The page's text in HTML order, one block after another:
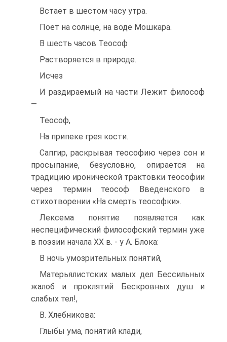
Встает в шестом часу утра.
Поет на солнце, на воде Мошкара.
В шесть часов Теософ
Растворяется в природе.
Исчез
И раздираемый на части Лежит философ
—
Теософ,
На припеке грея кости.
Сапгир, раскрывая теософию через сон и
просыпание, безусловно, опирается на
традицию иронической трактовки теософии
через термин теософ Введенского в
стихотворении «На смерть теософки».
Лексема понятие появляется как
неспецифический философский термин уже
в поэзии начала XX в. - у А. Блока:
В ночь умозрительных понятий,
Матерьялистских малых дел Бессильных
жалоб и проклятий Бескровных душ и
слабых тел!,
В. Хлебникова:
Глыбы ума, понятий клади,